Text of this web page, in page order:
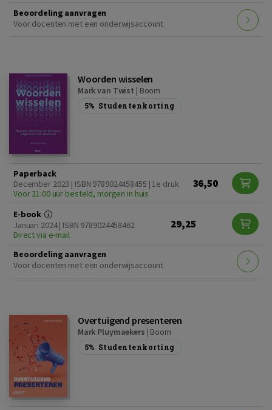
Beoordeling aanvragen
Voor docenten met een onderwijsaccount
Woorden wisselen
Mark van Twist | Boom
5% Studentenkorting
Paperback
December 2023 | ISBN 9789024458455 | 1e druk
Voor 21:00 uur besteld, morgen in huis
36,50
E-book
Januari 2024 | ISBN 9789024458462
Direct via e-mail
29,25
Beoordeling aanvragen
Voor docenten met een onderwijsaccount
Overtuigend presenteren
Mark Pluymaekers | Boom
5% Studentenkorting